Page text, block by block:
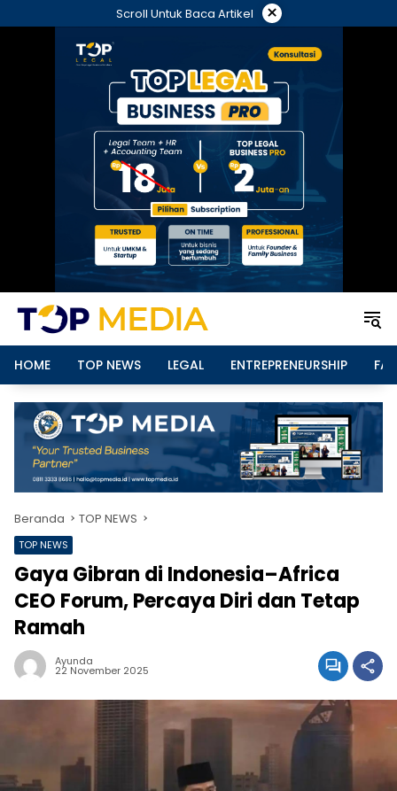
ke
Scroll Untuk Baca Artikel ×
HOME TOP NEWS LEGAL ENTREPRENEURSHIP
Beranda TOP NEWS
TOP NEWS
Gaya Gibran di Indonesia–Africa
CEO Forum, Percaya Diri dan Tetap
Ramah
Ayunda
22 November 2025